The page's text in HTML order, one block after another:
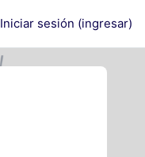
Iniciar sesión (ingresar)